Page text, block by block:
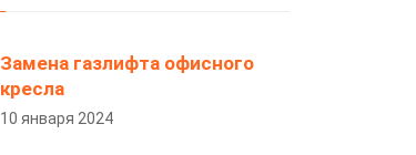
Замена газлифта офисного
кресла
10 января 2024